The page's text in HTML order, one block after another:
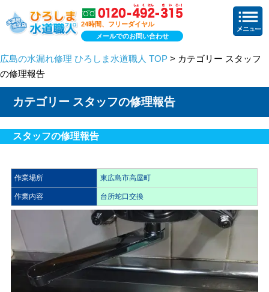
24時間、フリーダイヤル
メールでのお問い合わせ
広島の水漏れ修理 ひろしま水道職人 TOP > カテゴリー スタッフ
の修理報告
カテゴリー スタッフの修理報告
スタッフの修理報告
作業場所 東広島市高屋町
作業内容 台所蛇口交換